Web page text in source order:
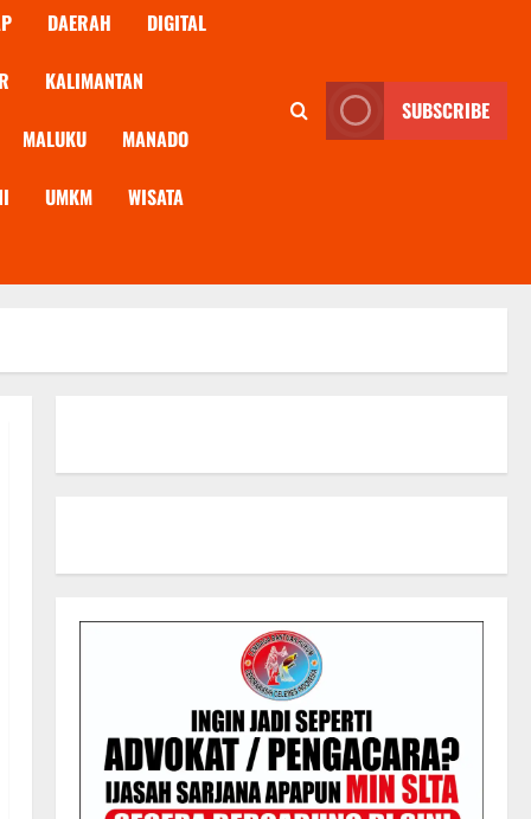
DAERAH DIGITAL
KALIMANTAN
MALUKU MANADO
UMKM WISATA
SUBSCRIBE